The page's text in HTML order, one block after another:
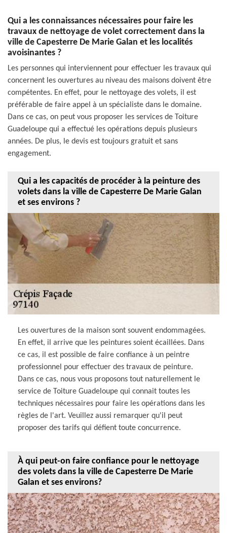
Qui a les connaissances nécessaires pour faire les
travaux de nettoyage de volet correctement dans la
ville de Capesterre De Marie Galan et les localités
avoisinantes ?
Les personnes qui interviennent pour effectuer les travaux qui
concernent les ouvertures au niveau des maisons doivent être
compétentes. En effet, pour le nettoyage des volets, il est
préférable de faire appel à un spécialiste dans le domaine.
Dans ce cas, on peut vous proposer les services de Toiture
Guadeloupe qui a effectué les opérations depuis plusieurs
années. De plus, le devis est toujours gratuit et sans
engagement.
Qui a les capacités de procéder à la peinture des
volets dans la ville de Capesterre De Marie Galan
et ses environs ?
Les ouvertures de la maison sont souvent endommagées.
En effet, il arrive que les peintures soient écaillées. Dans
ce cas, il est possible de faire confiance à un peintre
professionnel pour effectuer des travaux de peinture.
Dans ce cas, nous vous proposons tout naturellement le
service de Toiture Guadeloupe qui connait toutes les
techniques nécessaires pour faire les opérations dans les
règles de l'art. Veuillez aussi remarquer qu'il peut
proposer des tarifs qui défient toute concurrence.
À qui peut-on faire confiance pour le nettoyage
des volets dans la ville de Capesterre De Marie
Galan et ses environs?